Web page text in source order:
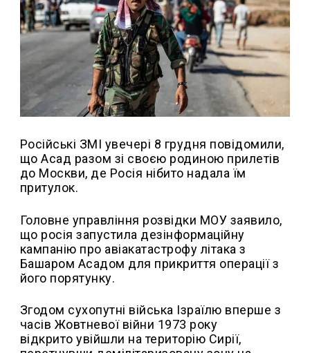
Російські ЗМІ увечері 8 грудня повідомили,
що Асад разом зі своєю родиною прилетів
до Москви, де Росія нібито надала їм
притулок.
Головне управління розвідки МОУ заявило,
що росія запустила дезінформаційну
кампанію про авіакатастрофу літака з
Башаром Асадом для прикриття операції з
його порятунку.
Згодом сухопутні війська Ізраїлю вперше з
часів Жовтневої війни 1973 року
відкрито увійшли на територію Сирії,